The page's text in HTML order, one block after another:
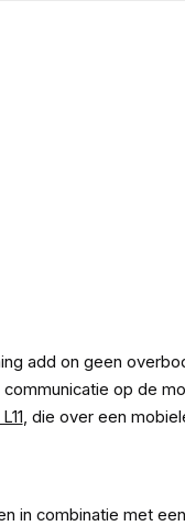
add on geen
op de
, die over een
in combinatie met een